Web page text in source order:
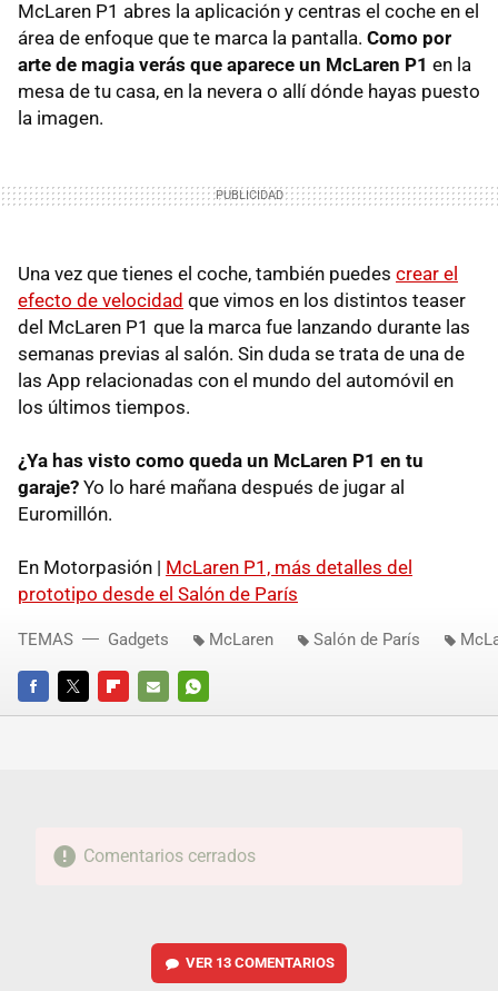
McLaren P1 abres la aplicación y centras el coche en el
área de enfoque que te marca la pantalla. Como por
arte de magia verás que aparece un McLaren P1 en la
mesa de tu casa, en la nevera o allí dónde hayas puesto
la imagen.
Una vez que tienes el coche, también puedes crear el
efecto de velocidad que vimos en los distintos teaser
del McLaren P1 que la marca fue lanzando durante las
semanas previas al salón. Sin duda se trata de una de
las App relacionadas con el mundo del automóvil en
los últimos tiempos.
¿Ya has visto como queda un McLaren P1 en tu
garaje? Yo lo haré mañana después de jugar al
Euromillón.
En Motorpasión | McLaren P1, más detalles del
prototipo desde el Salón de París
FACEBOOKTWITTERFLIPBOARD
E-
WHATSAPP
TEMAS Gadgets McLaren Salón de París
Comentarios cerrados
VER 13 COMENTARIOS